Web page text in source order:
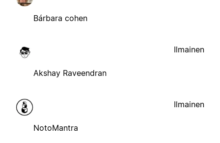
Bárbara cohen
Akshay Raveendran
Ilmainen
NotoMantra
Ilmainen